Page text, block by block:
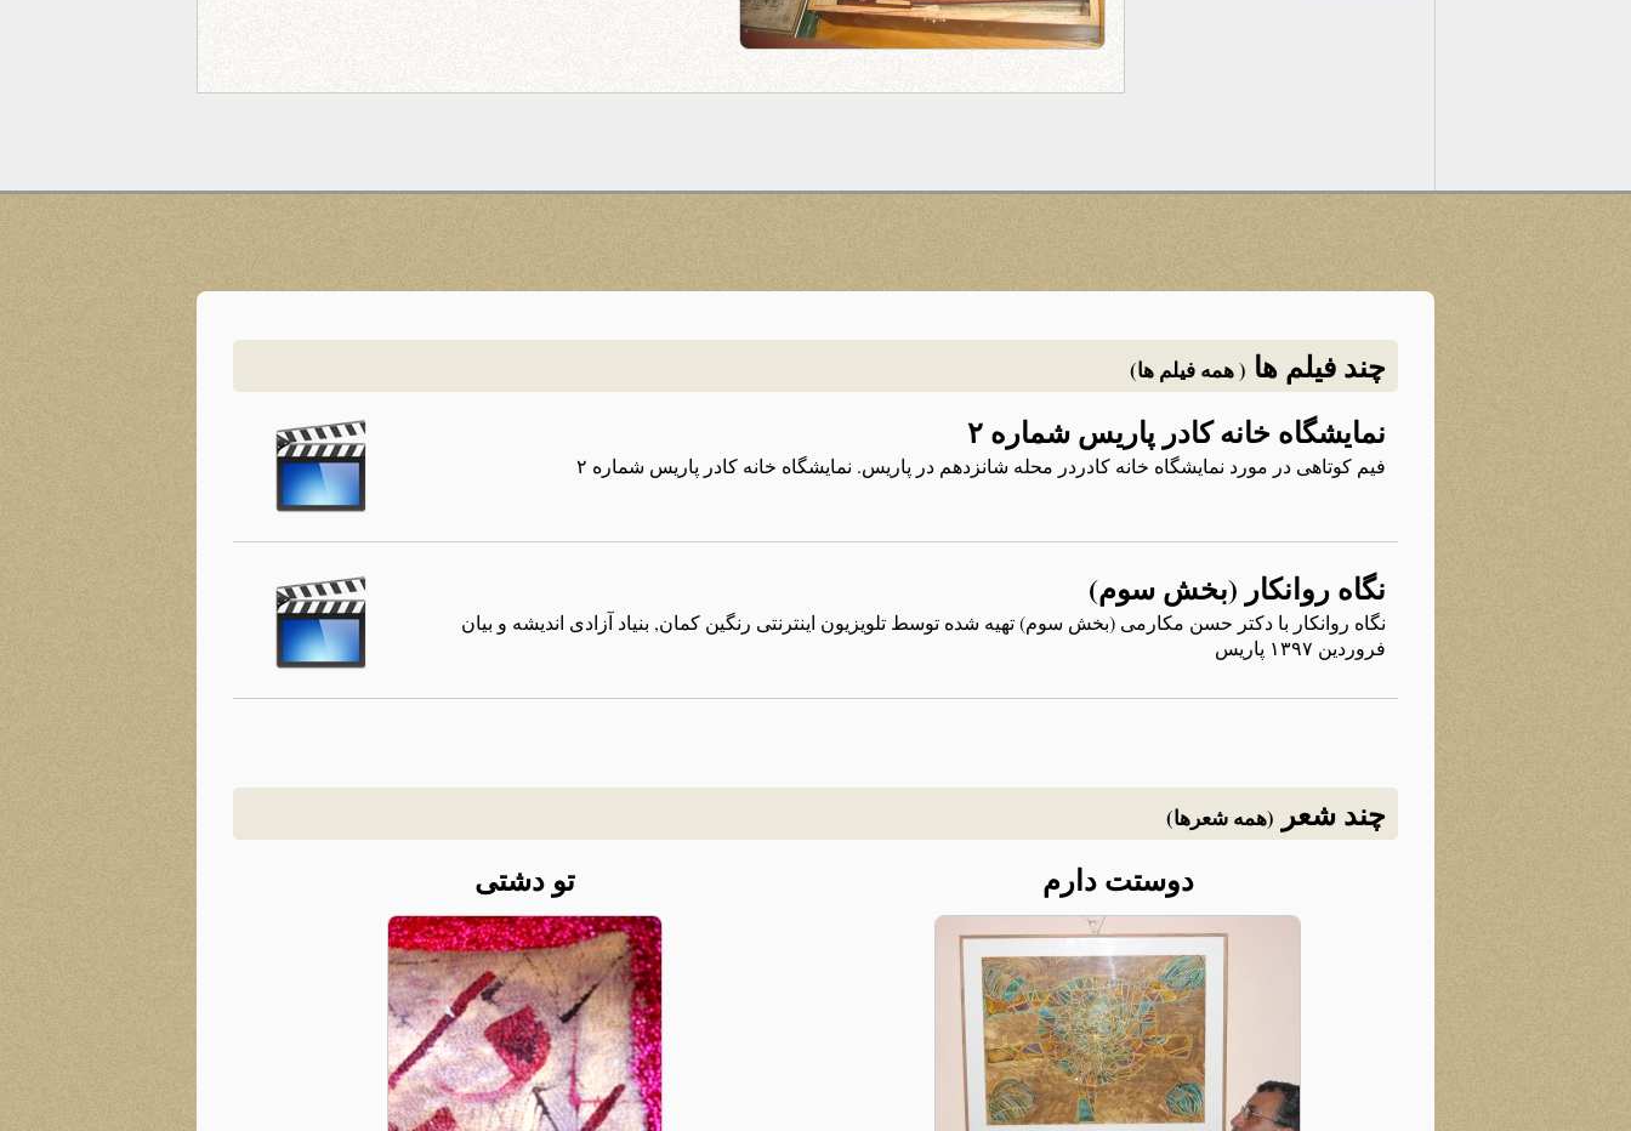
چند فیلم ها ( همه فیلم ها)
نمایشگاه خانه کادر پاریس شماره ۲
فیم کوتاهی در مورد نمایشگاه خانه کادردر محله شانزدهم در پاریس. نمایشگاه خانه کادر پاریس شماره ۲
نگاه روانکار (بخش سوم)
نگاه روانکار با دکتر حسن مکارمی (بخش سوم) تهیه شده توسط تلویزیون اینترنتی رنگین کمان, بنیاد آزادی اندیشه و بیان
فروردین ۱۳۹۷ پاریس
چند شعر (همه شعرها)
تو دشتی دوستت دارم